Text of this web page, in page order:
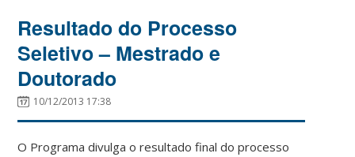
Resultado do Processo
Seletivo – Mestrado e
Doutorado
10/12/2013 17:38
O Programa divulga o resultado final do processo